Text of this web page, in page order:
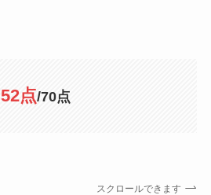
52点/70点
スクロールできます